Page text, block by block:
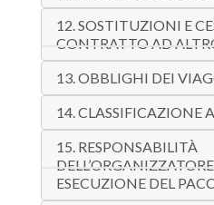
12. SOSTITUZIONI E
CONTRATTO AD
13. OBBLIGHI DEI
14. CLASSIFICAZIONE
15. RESPONSABILITÀ
ESECUZIONE DEL